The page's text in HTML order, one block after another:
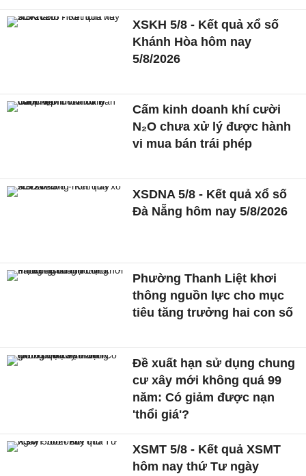
XSKH 5/8 - Kết quả xổ số
Khánh Hòa hôm nay
5/8/2026
Cấm kinh doanh khí cười
N₂O chưa xử lý được hành
vi mua bán trái phép
XSDNA 5/8 - Kết quả xổ số
Đà Nẵng hôm nay 5/8/2026
Phường Thanh Liệt khơi
thông nguồn lực cho mục
tiêu tăng trưởng hai con số
Đề xuất hạn sử dụng chung
cư xây mới không quá 99
năm: Có giảm được nạn
'thổi giá'?
XSMT 5/8 - Kết quả XSMT
hôm nay thứ Tư ngày